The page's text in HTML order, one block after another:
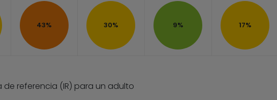
43% 30% 9% 17%
de referencia (IR) para un adulto